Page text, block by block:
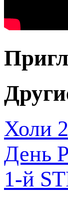
Холи
День
1-й